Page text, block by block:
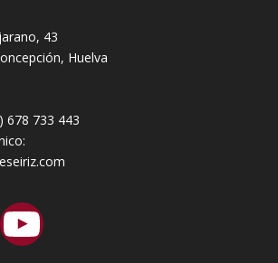
43
Huelva
678 733 443